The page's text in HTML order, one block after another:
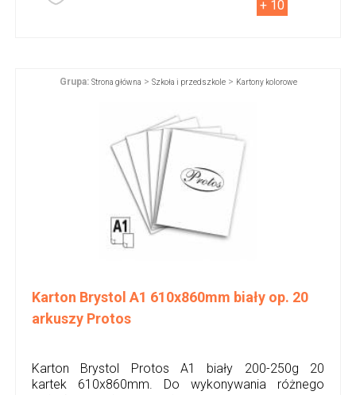
+ 10
Grupa: Strona główna > Szkoła i przedszkole> Kartony kolorowe
Karton Brystol A1 610x860mm biały op. 20
arkuszy Protos
Karton Brystol Protos A1 biały 200-250g 20
kartek 610x860mm. Do wykonywania różnego